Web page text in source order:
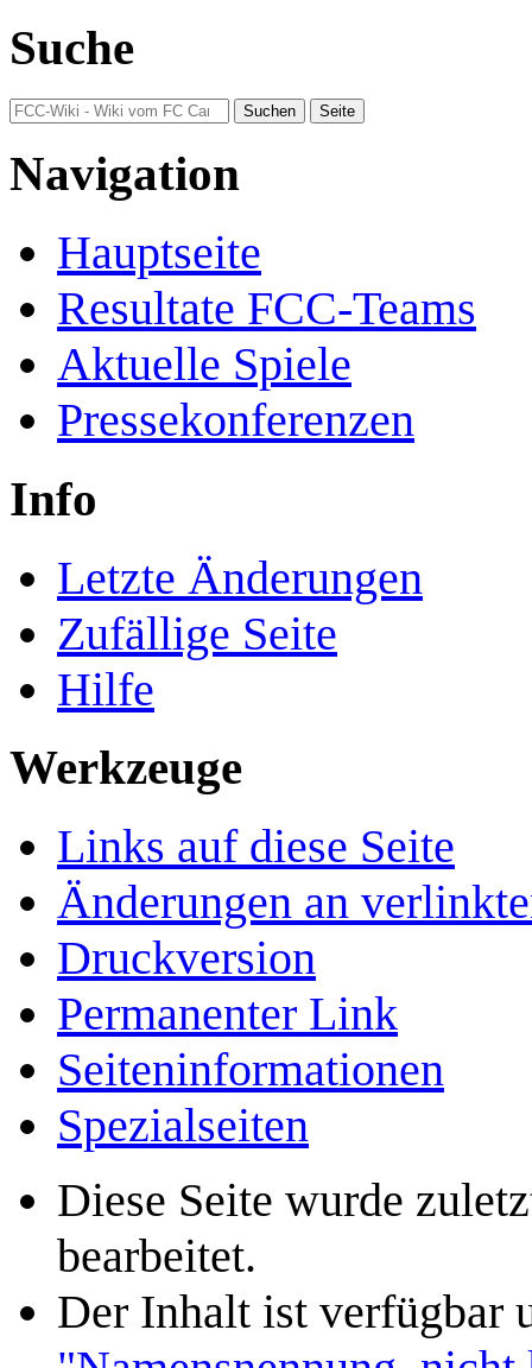
Suche
Navigation
Hauptseite
Resultate FCC-Teams
Aktuelle Spiele
Pressekonferenzen
Info
Letzte Änderungen
Zufällige Seite
Hilfe
Werkzeuge
Links auf diese Seite
Änderungen an
Druckversion
Permanenter Link
Seiten­­informationen
Spezialseiten
Diese Seite wurde
bearbeitet.
Der Inhalt ist verfügbar